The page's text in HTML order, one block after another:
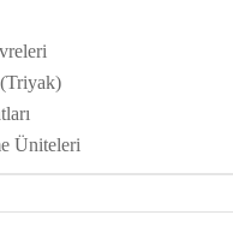
Üniteleri